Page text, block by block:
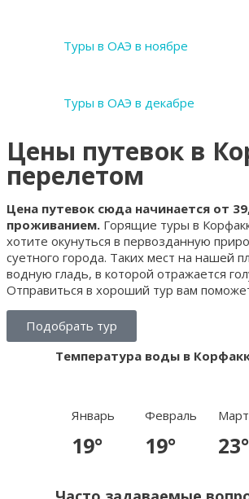
Туры в ОАЭ в ноябре
Туры в ОАЭ в декабре
Цены путевок в
перелетом
Цена путевок сюда начинается от
проживанием. Горящие туры в
хотите окунуться в первозданную
суетного города. Таких мест на нашей
водную гладь, в которой отражается
Отправиться в хороший тур вам
Подобрать тур
Температура воды в
Январь
19°
Февраль
19°
Март
23°